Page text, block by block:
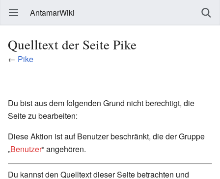
AntamarWiki
Quelltext der Seite Pike
← Pike
Du bist aus dem folgenden Grund nicht berechtigt, die
Seite zu bearbeiten:
Diese Aktion ist auf Benutzer beschränkt, die der Gruppe
„Benutzer“ angehören.
Du kannst den Quelltext dieser Seite betrachten und